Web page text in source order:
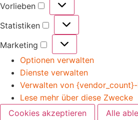
Vorlieben
Statistiken
Marketing
Optionen verwalten
Dienste verwalten
Verwalten von
Lese mehr über diese Zwecke
Cookies akzeptieren
Alle